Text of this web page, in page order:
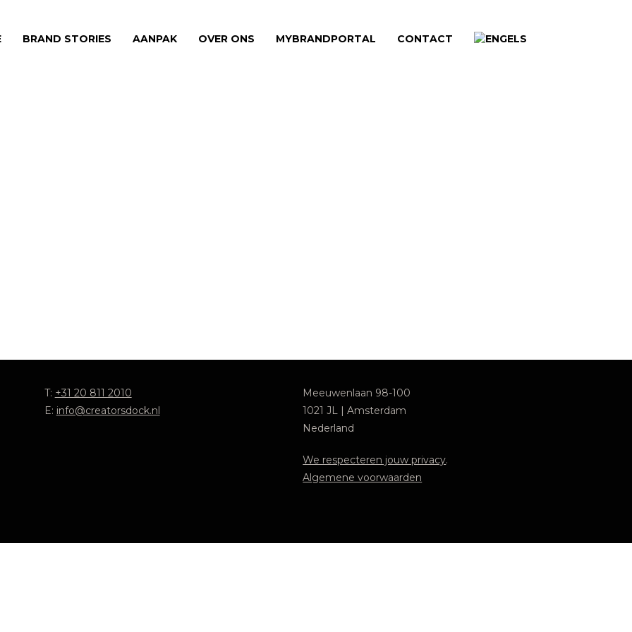
BRAND STORIES AANPAK OVER ONS MYBRANDPORTAL CONTACT
T: +31 20 811 2010
E: info@creatorsdock.nl
Meeuwenlaan 98-100
1021 JL | Amsterdam
Nederland
We respecteren jouw privacy.
Algemene voorwaarden